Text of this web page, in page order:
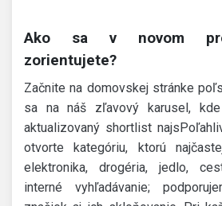
Ako sa v novom
zorientujete?
Začnite na domovskej stránke
sa na náš zľavový karusel,
aktualizovaný shortlist
otvorte kategóriu, ktorú
elektronika, drogéria, jedlo,
interné vyhľadávanie;